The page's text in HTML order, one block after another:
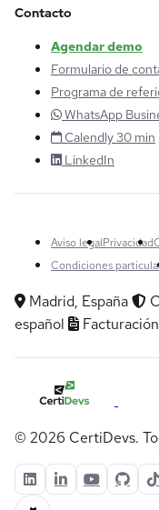
Contacto
Agendar demo
Formulario de
Programa de
WhatsApp
Calendly 30 min
LinkedIn
Aviso legalPrivacidad
Condiciones
Madrid, España
español
© 2026 CertiDevs.